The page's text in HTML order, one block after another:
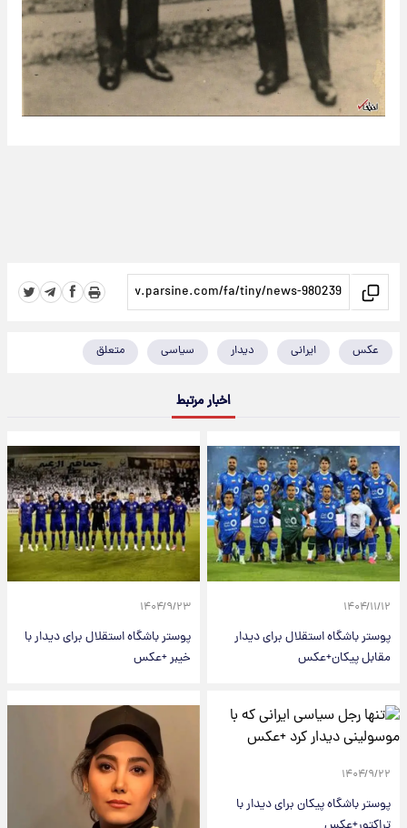
عکس ایرانی دیدار سیاسی متعلق
اخبار مرتبط
۱۴۰۴/۱۱/۱۲
پوستر باشگاه استقلال برای دیدار
مقابل پیکان+عکس
۱۴۰۴/۹/۲۳
پوستر باشگاه استقلال برای دیدار با
خیبر +عکس
۱۴۰۴/۹/۲۲
پوستر باشگاه پیکان برای دیدار با